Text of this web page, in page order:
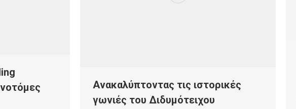
Ανακαλύπτοντας τις ιστορικές
γωνιές του Διδυμότειχου